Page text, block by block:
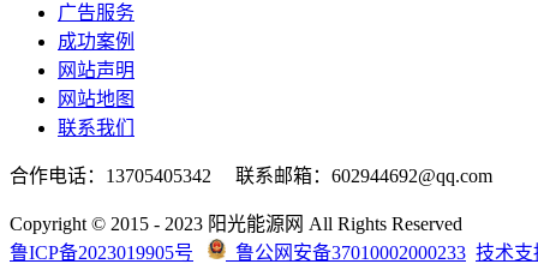
广告服务
成功案例
网站声明
网站地图
联系我们
合作电话：13705405342 联系邮箱：602944692@qq.com
Copyright © 2015 - 2023 阳光能源网 All Rights Reserved
鲁ICP备2023019905号
鲁公网安备37010002000233 技术支